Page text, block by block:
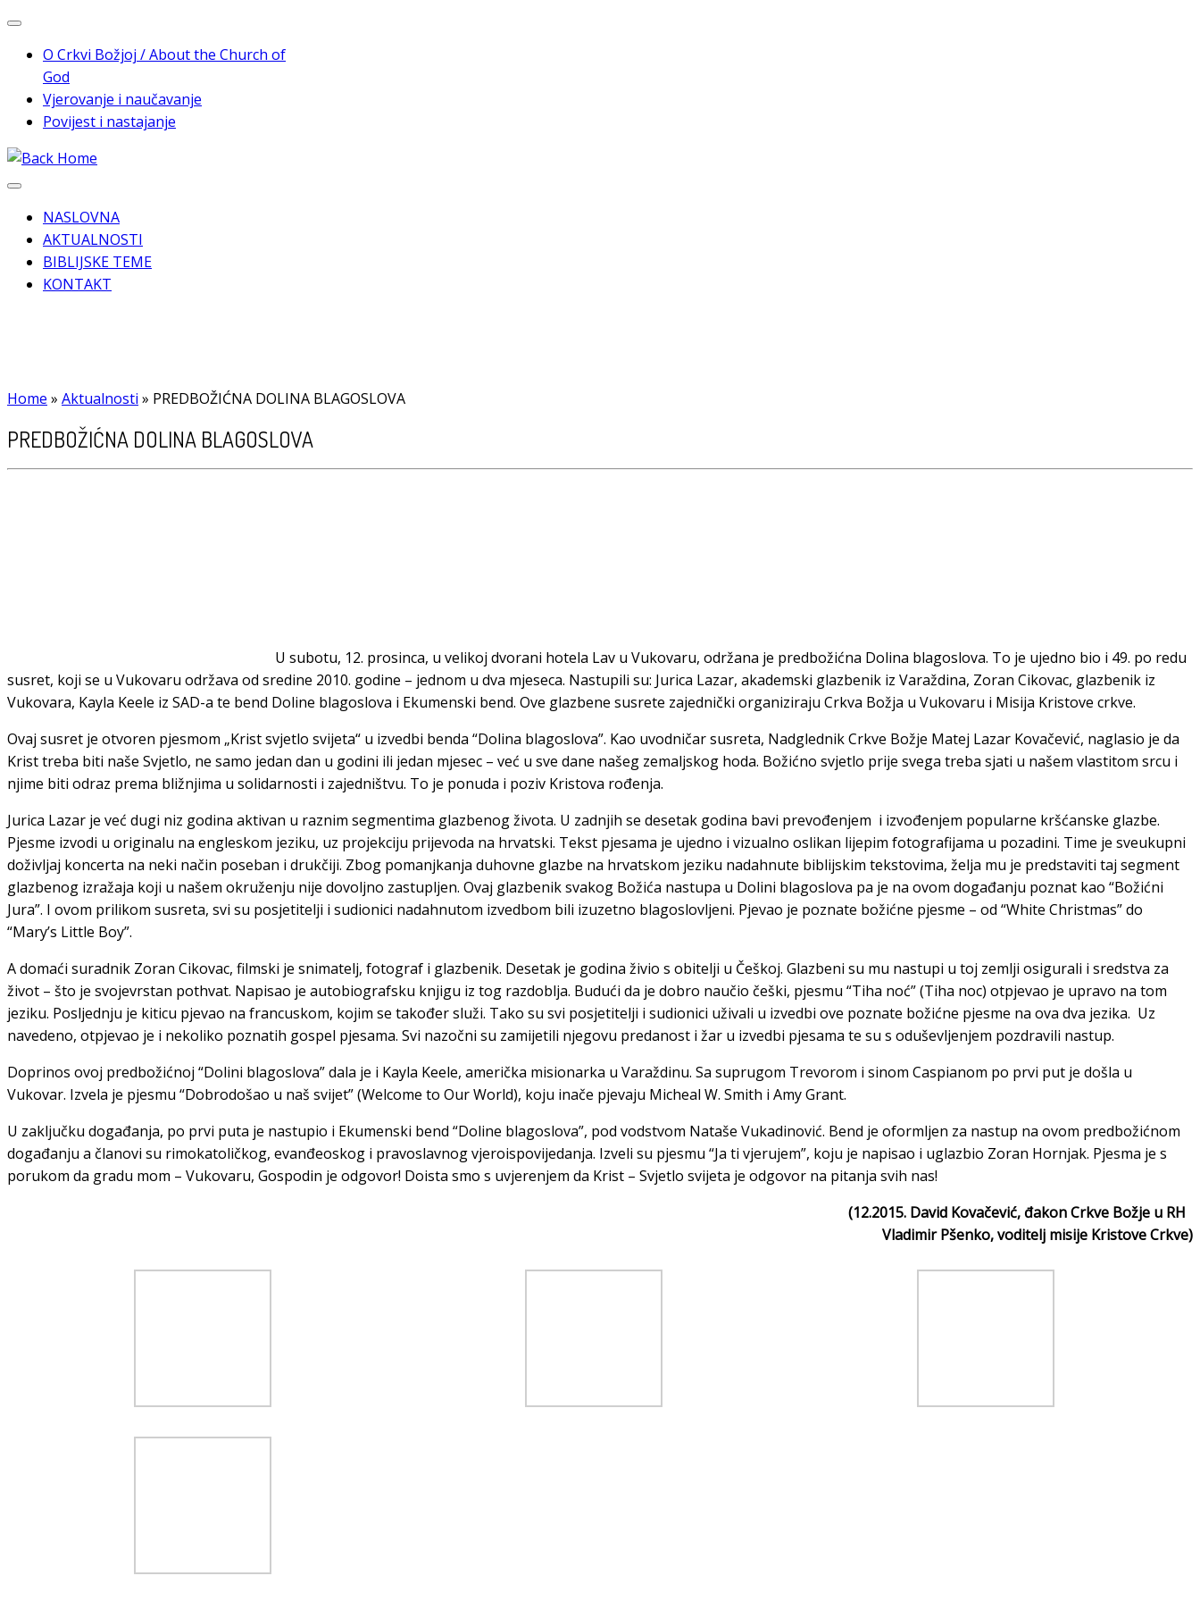
Skip
contentO Crkvi Božjoj / About the Church of
God
Vjerovanje i naučavanje
Povijest i nastajanje
NASLOVNA
AKTUALNOSTI
BIBLIJSKE TEME
KONTAKT
Home » Aktualnosti » PREDBOŽIĆNA DOLINA BLAGOSLOVA
PREDBOŽIĆNA DOLINA BLAGOSLOVA
U subotu, 12. prosinca, u velikoj dvorani hotela Lav u Vukovaru, održana je predbožićna Dolina blagoslova. To je ujedno bio i 49. po redu
susret, koji se u Vukovaru održava od sredine 2010. godine – jednom u dva mjeseca. Nastupili su: Jurica Lazar, akademski glazbenik iz Varaždina, Zoran Cikovac, glazbenik iz
Vukovara, Kayla Keele iz SAD-a te bend Doline blagoslova i Ekumenski bend. Ove glazbene susrete zajednički organiziraju Crkva Božja u Vukovaru i Misija Kristove crkve.
Ovaj susret je otvoren pjesmom „Krist svjetlo svijeta“ u izvedbi benda “Dolina blagoslova”. Kao uvodničar susreta, Nadglednik Crkve Božje Matej Lazar Kovačević, naglasio je da
Krist treba biti naše Svjetlo, ne samo jedan dan u godini ili jedan mjesec – već u sve dane našeg zemaljskog hoda. Božićno svjetlo prije svega treba sjati u našem vlastitom srcu i
njime biti odraz prema bližnjima u solidarnosti i zajedništvu. To je ponuda i poziv Kristova rođenja.
Jurica Lazar je već dugi niz godina aktivan u raznim segmentima glazbenog života. U zadnjih se desetak godina bavi prevođenjem i izvođenjem popularne kršćanske glazbe.
Pjesme izvodi u originalu na engleskom jeziku, uz projekciju prijevoda na hrvatski. Tekst pjesama je ujedno i vizualno oslikan lijepim fotografijama u pozadini. Time je sveukupni
doživljaj koncerta na neki način poseban i drukčiji. Zbog pomanjkanja duhovne glazbe na hrvatskom jeziku nadahnute biblijskim tekstovima, želja mu je predstaviti taj segment
glazbenog izražaja koji u našem okruženju nije dovoljno zastupljen. Ovaj glazbenik svakog Božića nastupa u Dolini blagoslova pa je na ovom događanju poznat kao “Božićni
Jura”. I ovom prilikom susreta, svi su posjetitelji i sudionici nadahnutom izvedbom bili izuzetno blagoslovljeni. Pjevao je poznate božićne pjesme – od “White Christmas” do
“Mary’s Little Boy”.
A domaći suradnik Zoran Cikovac, filmski je snimatelj, fotograf i glazbenik. Desetak je godina živio s obitelji u Češkoj. Glazbeni su mu nastupi u toj zemlji osigurali i sredstva za
život – što je svojevrstan pothvat. Napisao je autobiografsku knjigu iz tog razdoblja. Budući da je dobro naučio češki, pjesmu “Tiha noć” (Tiha noc) otpjevao je upravo na tom
jeziku. Posljednju je kiticu pjevao na francuskom, kojim se također služi. Tako su svi posjetitelji i sudionici uživali u izvedbi ove poznate božićne pjesme na ova dva jezika. Uz
navedeno, otpjevao je i nekoliko poznatih gospel pjesama. Svi nazočni su zamijetili njegovu predanost i žar u izvedbi pjesama te su s oduševljenjem pozdravili nastup.
Doprinos ovoj predbožićnoj “Dolini blagoslova” dala je i Kayla Keele, američka misionarka u Varaždinu. Sa suprugom Trevorom i sinom Caspianom po prvi put je došla u
Vukovar. Izvela je pjesmu “Dobrodošao u naš svijet” (Welcome to Our World), koju inače pjevaju Micheal W. Smith i Amy Grant.
U zaključku događanja, po prvi puta je nastupio i Ekumenski bend “Doline blagoslova”, pod vodstvom Nataše Vukadinović. Bend je oformljen za nastup na ovom predbožićnom
događanju a članovi su rimokatoličkog, evanđeoskog i pravoslavnog vjeroispovijedanja. Izveli su pjesmu “Ja ti vjerujem”, koju je napisao i uglazbio Zoran Hornjak. Pjesma je s
porukom da gradu mom – Vukovaru, Gospodin je odgovor! Doista smo s uvjerenjem da Krist – Svjetlo svijeta je odgovor na pitanja svih nas!
(12.2015. David Kovačević, đakon Crkve Božje u RH
Vladimir Pšenko, voditelj misije Kristove Crkve)